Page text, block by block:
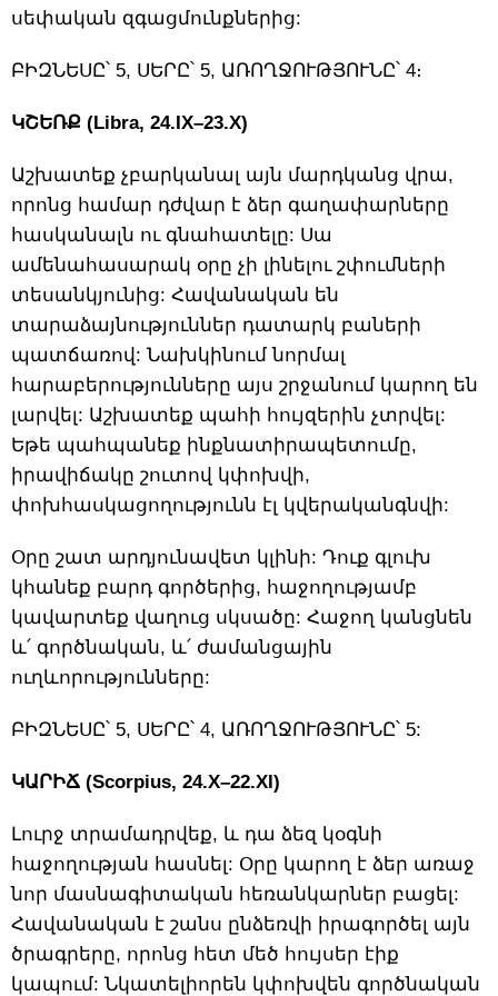
սեփական զգացմունքներից:
ԲԻԶՆԵՍԸ՝ 5, ՍԵՐԸ՝ 5, ԱՌՈՂՋՈՒԹՅՈՒՆԸ՝ 4։
ԿՇԵՌՔ (Libra, 24.IX–23.X)
Աշխատեք չբարկանալ այն մարդկանց վրա,
որոնց համար դժվար է ձեր գաղափարները
հասկանալն ու գնահատելը: Սա
ամենահասարակ օրը չի լինելու շփումների
տեսանկյունից: Հավանական են
տարաձայնություններ դատարկ բաների
պատճառով: Նախկինում նորմալ
հարաբերությունները այս շրջանում կարող են
լարվել: Աշխատեք պահի հույզերին չտրվել:
Եթե պահպանեք ինքնատիրապետումը,
իրավիճակը շուտով կփոխվի,
փոխհասկացողությունն էլ կվերականգնվի:
Օրը շատ արդյունավետ կլինի: Դուք գլուխ
կհանեք բարդ գործերից, հաջողությամբ
կավարտեք վաղուց սկսածը: Հաջող կանցնեն
և՛ գործնական, և՛ ժամանցային
ուղևորությունները:
ԲԻԶՆԵՍԸ՝ 5, ՍԵՐԸ՝ 4, ԱՌՈՂՋՈՒԹՅՈՒՆԸ՝ 5:
ԿԱՐԻՃ (Scorpius, 24.X–22.XI)
Լուրջ տրամադրվեք, և դա ձեզ կօգնի
հաջողության հասնել: Օրը կարող է ձեր առաջ
նոր մասնագիտական հեռանկարներ բացել:
Հավանական է շանս ընձեռվի իրագործել այն
ծրագրերը, որոնց հետ մեծ հույսեր էիք
կապում: Նկատելիորեն կփոխվեն գործնական